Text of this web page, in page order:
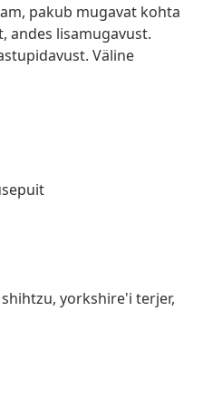
pakub mugavat kohta
andes lisamugavust.
Väline
yorkshire'i terjer,